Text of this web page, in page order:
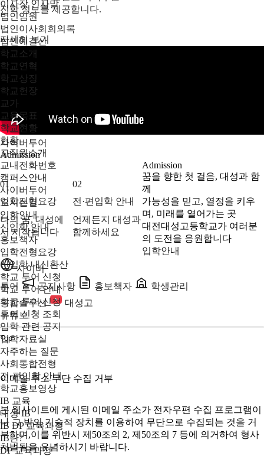
이사장 인사말
법인임원
법인이사회회의록
법인예결산
학교소개
학교연혁
학교상징
학교헌장
교가
교육목표
학교현황
현황
교직원소개
교내전화번호
캠퍼스안내
사이버투어
오시는길
입학안내
신입학 안내
홍보책자
입학전형요강
신입학 내신환산
학교 투어 신청
학교 투어 안내
학교 투어 신청
투어 신청 조회
입학 관련 공지
입학자료실
자주하는 질문
사회통합전형
전·편입학 안내
학교홍보영상
IB 교육
대성 IB
IB DP 교육과정
IB란?
DP 교육과정
진학 정보를 제공합니다.
자세히 보기
사이버투어
Admission
01
입학전형요강
나의 꿈, 대성에
서 시작됩니다
02
전·편입학 안내
언제든지 대성과
함께하세요
Admission
꿈을 향한 첫 걸음, 대성과 함
께
가능성을 믿고, 열정을 키우
며, 미래를 열어가는 곳
대전대성고등학교가 여러분
의 도전을 응원합니다
입학안내
사이버
투어
공지사항 홍보책자
학생관리
통합솔루션
대성고
유튜브
Top
이메일 주소 무단 수집 거부
본 웹사이트에 게시된 이메일 주소가 전자우편 수집 프로그램이
나 그 밖의 기술적 장치를 이용하여 무단으로 수집되는 것을 거
부하며,이를 위반시 제50조의 2, 제50조의 7 등에 의거하여 형사
처벌됨을 유념하시기 바랍니다.